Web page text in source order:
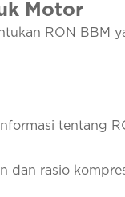
Motor
RON BBM
tentang
dan rasio